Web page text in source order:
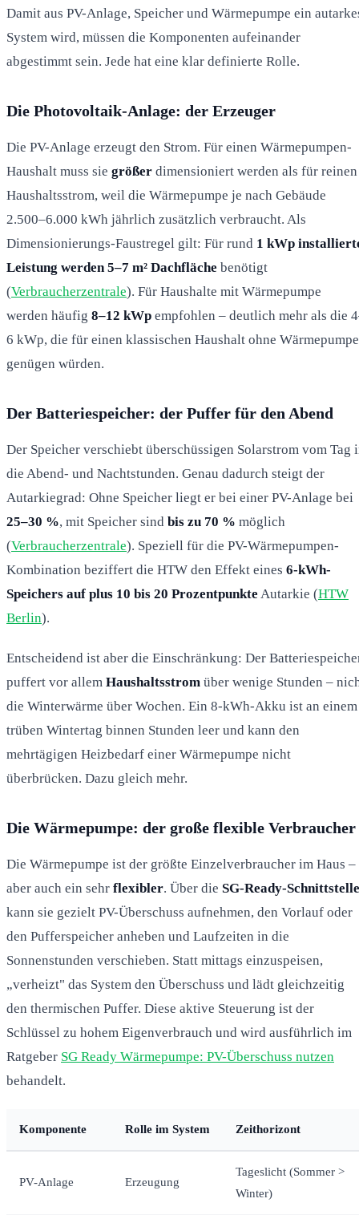
Damit aus PV-Anlage, Speicher und Wärmepumpe ein
System wird, müssen die Komponenten aufeinander
abgestimmt sein. Jede hat eine klar definierte Rolle.
Die Photovoltaik-Anlage: der Erzeuger
Die PV-Anlage erzeugt den Strom. Für einen Wärmepumpen-
Haushalt muss sie größer dimensioniert werden als für reinen
Haushaltsstrom, weil die Wärmepumpe je nach Gebäude
2.500–6.000 kWh jährlich zusätzlich verbraucht. Als
Dimensionierungs-Faustregel gilt: Für rund 1 kWp
Leistung werden 5–7 m² Dachfläche benötigt
(Verbraucherzentrale). Für Haushalte mit Wärmepumpe
werden häufig 8–12 kWp empfohlen – deutlich mehr als die
6 kWp, die für einen klassischen Haushalt ohne Wärmepumpe
genügen würden.
Der Batteriespeicher: der Puffer für den Abend
Der Speicher verschiebt überschüssigen Solarstrom vom Tag
die Abend- und Nachtstunden. Genau dadurch steigt der
Autarkiegrad: Ohne Speicher liegt er bei einer PV-Anlage bei
25–30 %, mit Speicher sind bis zu 70 % möglich
(Verbraucherzentrale). Speziell für die PV-Wärmepumpen-
Kombination beziffert die HTW den Effekt eines 6-kWh-
Speichers auf plus 10 bis 20 Prozentpunkte Autarkie (HTW
Berlin).
Entscheidend ist aber die Einschränkung: Der
puffert vor allem Haushaltsstrom über wenige Stunden –
die Winterwärme über Wochen. Ein 8-kWh-Akku ist an einem
trüben Wintertag binnen Stunden leer und kann den
mehrtägigen Heizbedarf einer Wärmepumpe nicht
überbrücken. Dazu gleich mehr.
Die Wärmepumpe: der große flexible Verbraucher
Die Wärmepumpe ist der größte Einzelverbraucher im Haus –
aber auch ein sehr flexibler. Über die SG-Ready-Schnittstelle
kann sie gezielt PV-Überschuss aufnehmen, den Vorlauf oder
den Pufferspeicher anheben und Laufzeiten in die
Sonnenstunden verschieben. Statt mittags einzuspeisen,
„verheizt" das System den Überschuss und lädt gleichzeitig
den thermischen Puffer. Diese aktive Steuerung ist der
Schlüssel zu hohem Eigenverbrauch und wird ausführlich im
Ratgeber SG Ready Wärmepumpe: PV-Überschuss nutzen
behandelt.
Komponente Rolle im System Zeithorizont
PV-Anlage Erzeugung
Tageslicht (Sommer >
Winter)